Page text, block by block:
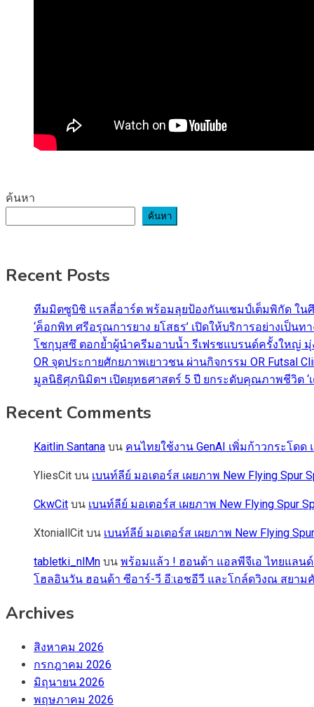
ค้นหา
ค้นหา
Recent Posts
ทีมมิตซูบิชิ แรลลี่อาร์ต พร้อมลุยป้องกันแชมป์เต็มพิกัด ใน
‘ค็อกพิท ศรีอรุณการยาง ยโสธร’ เปิดให้บริการอย่างเป็น
โชกุบุสซึ ตอกย้ำผู้นำครีมอาบน้ำ รีเฟรชแบรนด์ครั้งใหญ่ มุ่
OR จุดประกายศักยภาพเยาวชน ผ่านกิจกรรม OR Futsal
มูลนิธิศุภนิมิตฯ เปิดยุทธศาสตร์ 5 ปี ยกระดับคุณภาพชีวิต
Recent Comments
Kaitlin Santana บน คนไทยใช้งาน GenAI เพิ่มก้าวกระโด
YliesCit บน เบนท์ลีย์ มอเตอร์ส เผยภาพ New Flying
CkwCit บน เบนท์ลีย์ มอเตอร์ส เผยภาพ New Flying Spur
XtoniallCit บน เบนท์ลีย์ มอเตอร์ส เผยภาพ New Flying
tabletki_nlMn บน พร้อมแล้ว ! ฮอนด้า แอลพีจีเอ ไทยแลนด์
โฮลอินวัน ฮอนด้า ซีอาร์-วี อี:เอชอีวี และโกล์ดวิงณ สยา
Archives
สิงหาคม 2026
กรกฎาคม 2026
มิถุนายน 2026
พฤษภาคม 2026